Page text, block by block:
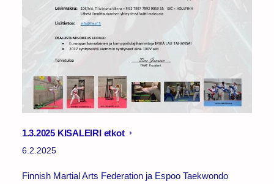
1.3.2025 KISALEIRI etkot
6.2.2025
Finnish Martial Arts Federation ja Espoo Taekwondo